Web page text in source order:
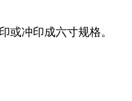
或冲印成六寸规格。